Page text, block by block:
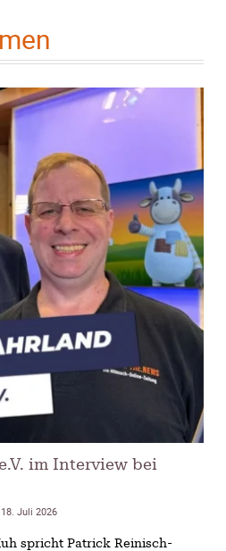
im Interview bei
18. Juli 2026
spricht Patrick Reinisch-